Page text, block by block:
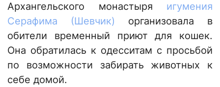
Архангельского монастыря игумения
Серафима (Шевчик) организовала в
обители временный приют для кошек.
Она обратилась к одесситам с просьбой
по возможности забирать животных к
себе домой.